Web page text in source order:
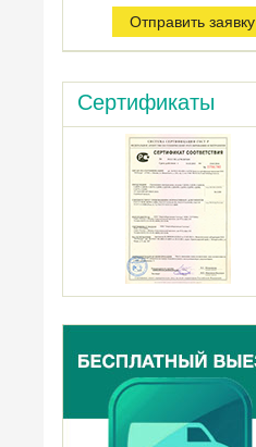
Отправить заявку
Сертификаты